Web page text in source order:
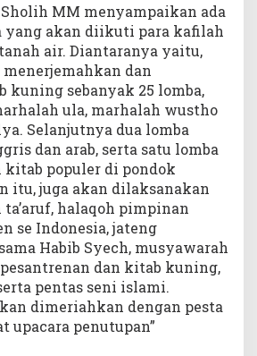
Sholih MM menyampaikan ada
yang akan diikuti para kafilah
air. Diantaranya yaitu,
menerjemahkan dan
kuning sebanyak 25 lomba,
ula, marhalah wustho
Selanjutnya dua lomba
dan arab, serta satu lomba
populer di pondok
itu, juga akan dilaksanakan
halaqoh pimpinan
se Indonesia, jateng
Habib Syech, musyawarah
dan kitab kuning,
pentas seni islami.
dimeriahkan dengan pesta
upacara penutupan”